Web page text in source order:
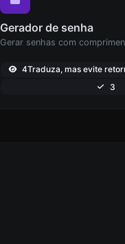
Gerador de senha
4Traduza, mas evite
3